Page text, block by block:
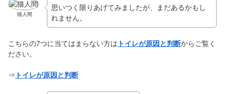
猫人間
思いつく限りあげてみましたが、まだあるかもし
れません。
こちらの7つに当てはまらない方は トイレが原因と判断からご覧く
ださい。
⇒ トイレが原因と判断